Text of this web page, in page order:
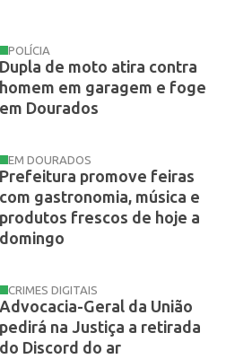
POLÍCIA
de moto atira contra
homem em garagem e foge
Dourados
EM DOURADOS
promove feiras
gastronomia, música e
frescos de hoje a
CRIMES DIGITAIS
Advocacia-Geral da União
pedirá na Justiça a retirada
do Discord do ar